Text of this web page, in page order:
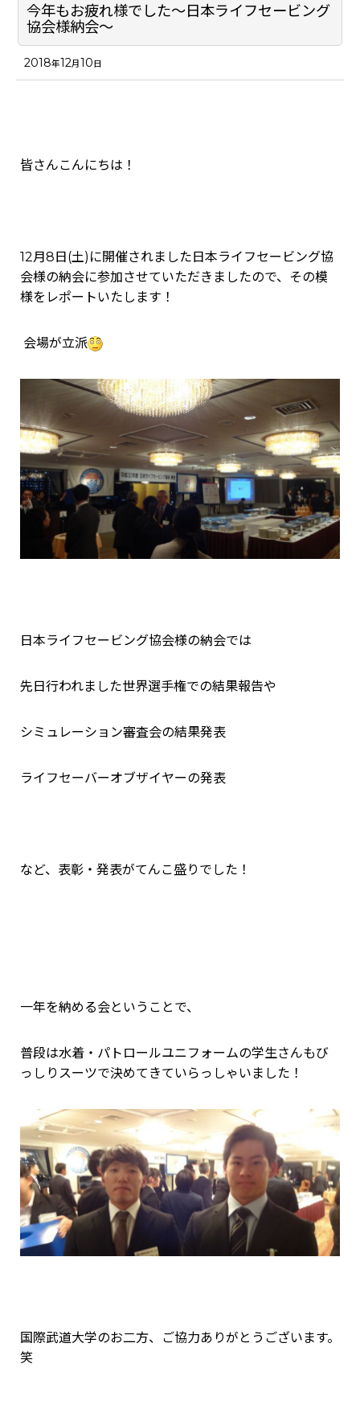
今年もお疲れ様でした～日本ライフセービング
協会様納会～
2018年12月10日
皆さんこんにちは！
12月8日(土)に開催されました日本ライフセービング協
会様の納会に参加させていただきましたので、その模
様をレポートいたします！
会場が立派
日本ライフセービング協会様の納会では
先日行われました世界選手権での結果報告や
シミュレーション審査会の結果発表
ライフセーバーオブザイヤーの発表
など、表彰・発表がてんこ盛りでした！
一年を納める会ということで、
普段は水着・パトロールユニフォームの学生さんもび
っしりスーツで決めてきていらっしゃいました！
国際武道大学のお二方、ご協力ありがとうございます。
笑